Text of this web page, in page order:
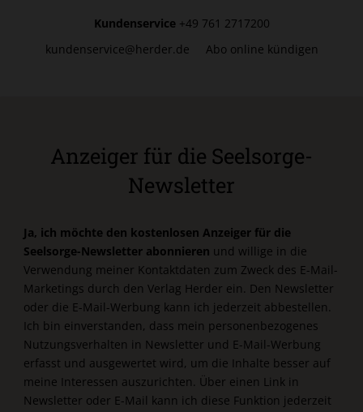
Kundenservice +49 761 2717200
kundenservice@herder.de
Abo online kündigen
Anzeiger für die Seelsorge-
Newsletter
Ja, ich möchte den kostenlosen Anzeiger für die
Seelsorge-Newsletter abonnieren und willige in die
Verwendung meiner Kontaktdaten zum Zweck des E-Mail-
Marketings durch den Verlag Herder ein. Den Newsletter
oder die E-Mail-Werbung kann ich jederzeit abbestellen.
Ich bin einverstanden, dass mein personenbezogenes
Nutzungsverhalten in Newsletter und E-Mail-Werbung
erfasst und ausgewertet wird, um die Inhalte besser auf
meine Interessen auszurichten. Über einen Link in
Newsletter oder E-Mail kann ich diese Funktion jederzeit